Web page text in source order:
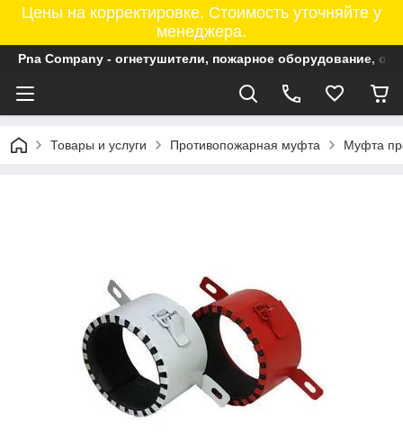
Цены на корректировке. Стоимость уточняйте у
менеджера.
Pna Company - огнетушители, пожарное оборудование,
Товары и услуги Противопожарная муфта Муфта